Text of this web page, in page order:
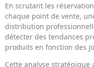
En scrutant les
chaque point de vente,
distribution
détecter des tendances
produits en fonction des
Cette analyse